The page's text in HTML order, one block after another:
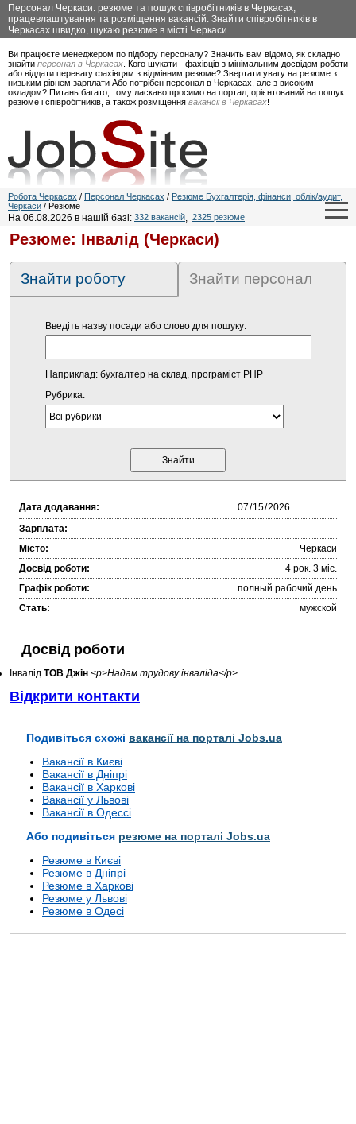
Персонал Черкаси: резюме та пошук співробітників в Черкасах,
працевлаштування та розміщення вакансій. Знайти співробітників в
Черкасах швидко, шукаю резюме в місті Черкаси.
Ви працюєте менеджером по підбору персоналу? Значить вам відомо, як складно
знайти персонал в Черкасах . Кого шукати - фахівців з мінімальним досвідом роботи
або віддати перевагу фахівцям з відмінним резюме? Звертати увагу на резюме з
низьким рівнем зарплати Або потрібен персонал в Черкасах, але з високим
окладом? Питань багато, тому ласкаво просимо на портал, орієнтований на пошук
резюме і співробітників, а також розміщення вакансії в Черкасах!
Робота Черкасах / Персонал Черкасах / Резюме Бухгалтерія, фінанси, облік/аудит,
Черкаси / Резюме
На 06.08.2026 в нашій базі: 332 вакансій, 2325 резюме
Резюме: Інвалід (Черкаси)
Знайти роботу Знайти персонал
Введіть назву посади або слово для пошуку:
Наприклад: бухгалтер на склад, програміст PHP
Рубрика:
Дата додавання:
Зарплата:
Місто:
Черкаси
Досвід роботи:
4 рок. 3 міc.
Графік роботи:
полный рабочий день
Стать:
мужской
Досвід роботи
Інвалід ТОВ Джін <p>Надам трудову інваліда</p>
Відкрити контакти
Подивіться схожі вакансії на порталі Jobs.ua
Вакансії в Києві
Вакансії в Дніпрі
Вакансії в Харкові
Вакансії у Львові
Вакансії в Одессі
Або подивіться резюме на порталі Jobs.ua
Резюме в Києві
Резюме в Дніпрі
Резюме в Харкові
Резюме у Львові
Резюме в Одесі